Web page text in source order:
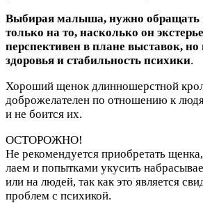
Выбирая малыша, нужно обращать
только на то, насколько он
перспективен в плане выставок, но
здоровья и стабильность психики.
Хороший щенок длинношерстной
доброжелателен по отношению к
и не боится их.
ОСТОРОЖНО!
Не рекомендуется приобретать
лаем и попытками укусить
или на людей, так как это является
проблем с психикой.